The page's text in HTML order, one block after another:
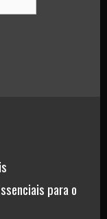
para o